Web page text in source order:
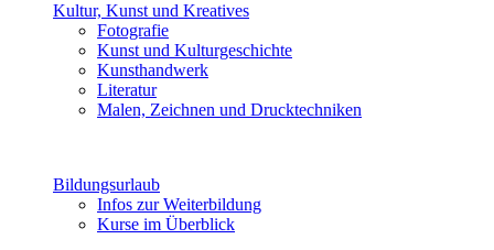
Kultur, Kunst und Kreatives
Fotografie
Kunst und Kulturgeschichte
Kunsthandwerk
Literatur
Malen, Zeichnen und Drucktechniken
Bildungsurlaub
Infos zur Weiterbildung
Kurse im Überblick